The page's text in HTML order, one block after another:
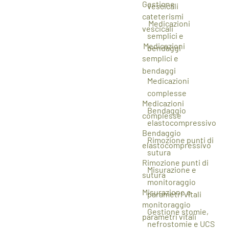
vescicali
Medicazioni
semplici e
bendaggi
Medicazioni
complesse
Bendaggio
elastocompressivo
Rimozione punti di
sutura
Misurazione e
monitoraggio
parametri vitali
Gestione stomie,
nefrostomie e UCS
Gestione
cateterismi
vescicali
Medicazioni
semplici e
bendaggi
Medicazioni
complesse
Bendaggio
elastocompressivo
Rimozione punti di
sutura
Misurazione e
monitoraggio
parametri vitali